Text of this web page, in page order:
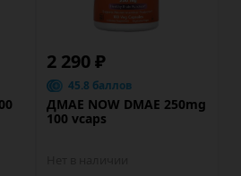
2 290 ₽
45.8 баллов
ДМАЕ NOW DMAE 250mg
100 vcaps